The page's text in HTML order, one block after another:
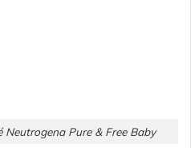
Pure & Free Baby